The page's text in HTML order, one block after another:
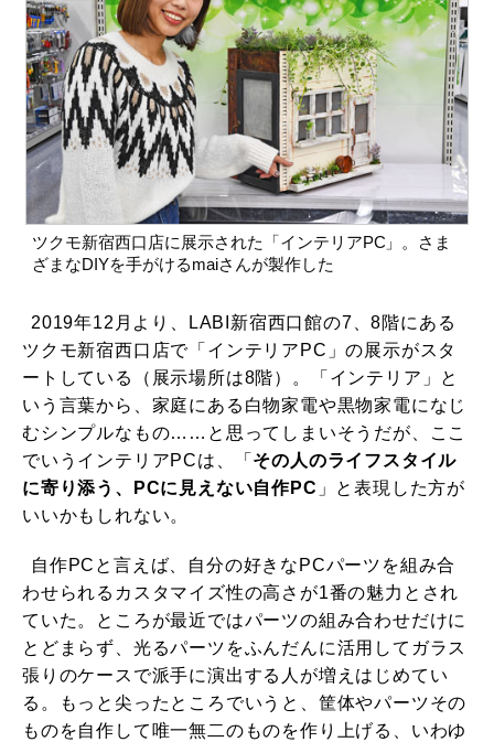
ツクモ新宿西口店に展示された「インテリアPC」。さま
ざまなDIYを手がけるmaiさんが製作した
2019年12月より、LABI新宿西口館の7、8階にある
ツクモ新宿西口店で「インテリアPC」の展示がスタ
ートしている（展示場所は8階）。「インテリア」と
いう言葉から、家庭にある白物家電や黒物家電になじ
むシンプルなもの……と思ってしまいそうだが、ここ
でいうインテリアPCは、「 その人のライフスタイル
に寄り添う、PCに見えない自作PC 」と表現した方が
いいかもしれない。
自作PCと言えば、自分の好きなPCパーツを組み合
わせられるカスタマイズ性の高さが1番の魅力とされ
ていた。ところが最近ではパーツの組み合わせだけに
とどまらず、光るパーツをふんだんに活用してガラス
張りのケースで派手に演出する人が増えはじめてい
る。もっと尖ったところでいうと、筐体やパーツその
ものを自作して唯一無二のものを作り上げる、いわゆ